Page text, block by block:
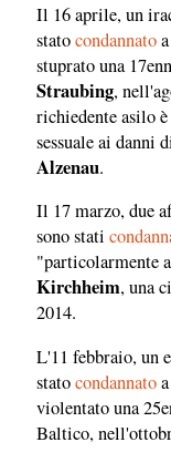
Il 16 aprile, un
statocondannato
stuprato una
Straubing,
richiedente asilo
sessuale ai danni
Alzenau.
Il 17 marzo, due
sono stati
"particolarmente
Kirchheim, una
2014.
L'11 febbraio, un
statocondannato
violentato una
Baltico,